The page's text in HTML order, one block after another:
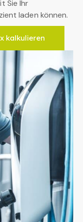
Sie Ihr
laden können.
kalkulieren